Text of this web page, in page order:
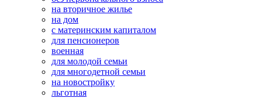
на вторичное жилье
на дом
с материнским капиталом
для пенсионеров
военная
для молодой семьи
для многодетной семьи
на новостройку
льготная